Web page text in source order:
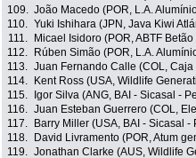
109. João Macedo (POR, L.A.
110. Yuki Ishihara (JPN, Java Kiwi
111.
Micael Isidoro (POR, ABTF
112.
Rúben Simão (POR, L.A.
113. Juan Fernando Calle (COL,
114.
Kent Ross (USA, Wildlife
115.
Igor Silva (ANG, BAI - Sicasal -
116. Juan Esteban Guerrero (COL,
117.
Barry Miller (USA, BAI - Sicasal -
118.
David Livramento (POR, Atum
119. Jonathan Clarke (AUS, Wildlife